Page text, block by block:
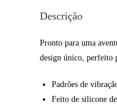
Descrição
Pronto para uma
design único, perfeito
Padrões de
Feito de silicone